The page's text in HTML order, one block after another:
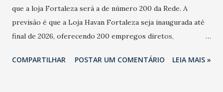
que a loja Fortaleza será a de número 200 da Rede. A
previsão é que a Loja Havan Fortaleza seja inaugurada até
final de 2026, oferecendo 200 empregos diretos,
Havan Fortaleza ainda não foi anunciada oficialmente, mas
COMPARTILHAR POSTAR UM COMENTÁRIO LEIA MAIS »